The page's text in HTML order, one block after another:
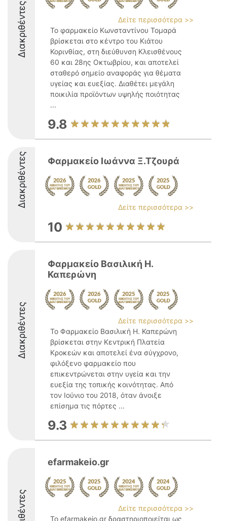
Διακριθέντες
Δείτε περισσότερα >>
Το φαρμακείο Κωνσταντίνου Τομαρά
βρίσκεται στο κέντρο του Κιάτου
Κορινθίας, στη διεύθυνση Κλεισθένους
60 και 28ης Οκτωβρίου, και αποτελεί
σταθερό σημείο αναφοράς για θέματα
υγείας και ευεξίας. Διαθέτει μεγάλη
ποικιλία προϊόντων υψηλής ποιότητας
...
9.8
Διακριθέντες Φαρμακείο Ιωάννα Ξ.Τζουρά
Δείτε περισσότερα >>
10
Διακριθέντες
Φαρμακείο Βασιλική Η.
Καπερώνη
Δείτε περισσότερα >>
Το Φαρμακείο Βασιλική Η. Καπερώνη
βρίσκεται στην Κεντρική Πλατεία
Κροκεών και αποτελεί ένα σύγχρονο,
φιλόξενο φαρμακείο που
επικεντρώνεται στην υγεία και την
ευεξία της τοπικής κοινότητας. Από
τον Ιούνιο του 2018, όταν άνοιξε
επίσημα τις πόρτες ...
9.3
efarmakeio.gr
Δείτε περισσότερα >>
Το efarmakeio.gr δραστηριοποιείται ως